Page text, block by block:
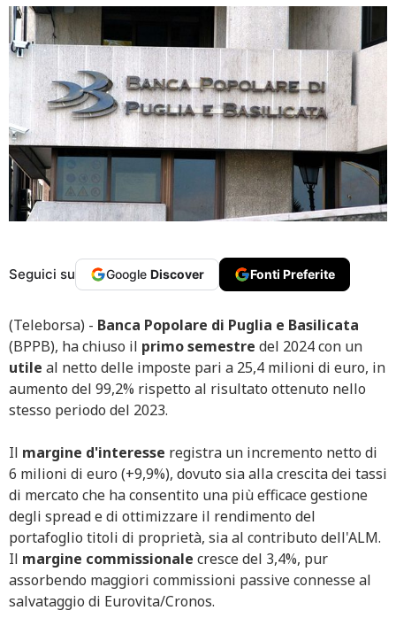
Seguici su Google Discover Fonti Preferite
(Teleborsa) - Banca Popolare di Puglia e Basilicata
(BPPB), ha chiuso il primo semestre del 2024 con un
utile al netto delle imposte pari a 25,4 milioni di euro, in
aumento del 99,2% rispetto al risultato ottenuto nello
stesso periodo del 2023.
Il margine d'interesse registra un incremento netto di
6 milioni di euro (+9,9%), dovuto sia alla crescita dei tassi
di mercato che ha consentito una più efficace gestione
degli spread e di ottimizzare il rendimento del
portafoglio titoli di proprietà, sia al contributo dell'ALM.
Il margine commissionale cresce del 3,4%, pur
assorbendo maggiori commissioni passive connesse al
salvataggio di Eurovita/Cronos.